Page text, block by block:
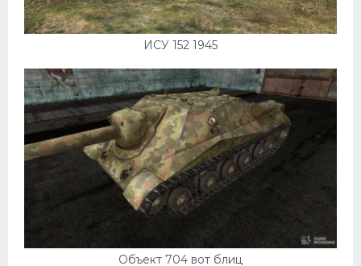
ИСУ 152 1945
Объект 704 вот блиц